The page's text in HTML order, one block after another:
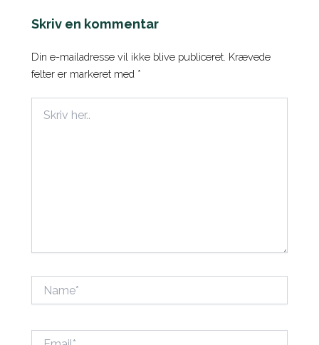
Skriv en kommentar
Din e-mailadresse vil ikke blive publiceret. Krævede
felter er markeret med *
her..